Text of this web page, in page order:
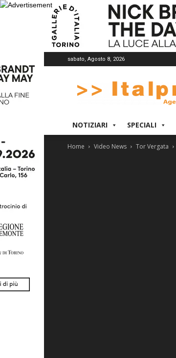
sabato, Agosto 8, 2026
NOTIZIARI SPECIALI
Home Video News Tor Vergata